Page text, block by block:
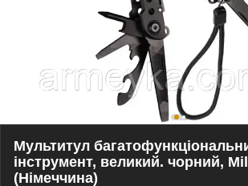
Мультитул
інструмент, великий. чорний,
(Німеччина)